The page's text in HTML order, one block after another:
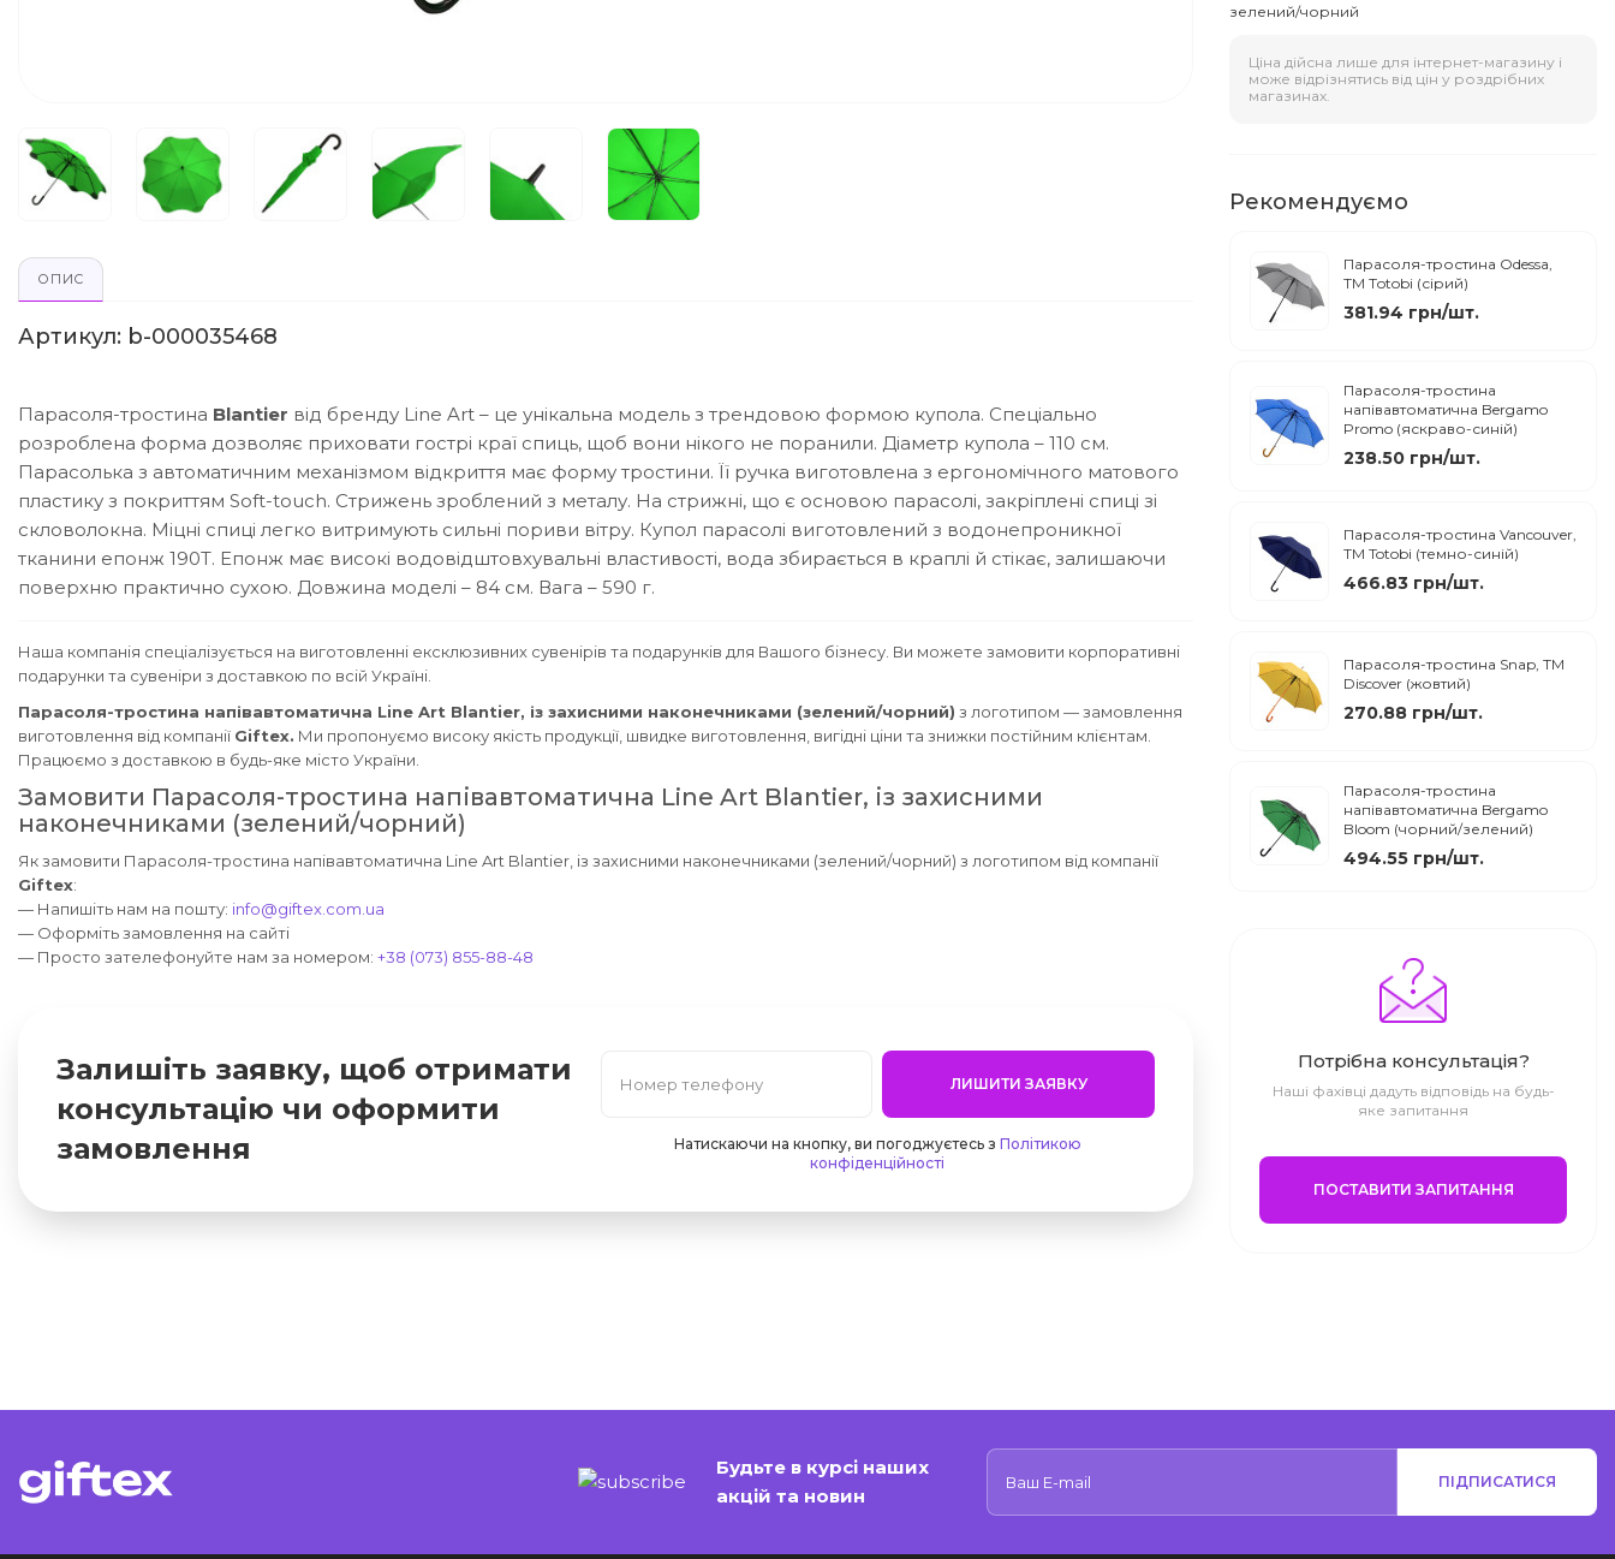
ОПИС
Артикул: b-000035468
Парасоля-тростина Blantier від бренду Line Art – це унікальна модель з трендовою формою купола. Спеціально
розроблена форма дозволяє приховати гострі краї спиць, щоб вони нікого не поранили. Діаметр купола – 110 см.
Парасолька з автоматичним механізмом відкриття має форму тростини. Її ручка виготовлена з ергономічного матового
пластику з покриттям Soft-touch. Стрижень зроблений з металу. На стрижні, що є основою парасолі, закріплені спиці зі
скловолокна. Міцні спиці легко витримують сильні пориви вітру. Купол парасолі виготовлений з водонепроникної
тканини епонж 190Т. Епонж має високі водовідштовхувальні властивості, вода збирається в краплі й стікає, залишаючи
поверхню практично сухою. Довжина моделі – 84 см. Вага – 590 г.
Наша компанія спеціалізується на виготовленні ексклюзивних сувенірів та подарунків для Вашого бізнесу. Ви можете замовити корпоративні
подарунки та сувеніри з доставкою по всій Україні.
Парасоля-тростина напівавтоматична Line Art Blantier, із захисними наконечниками (зелений/чорний) з логотипом — замовлення
виготовлення від компанії Giftex. Ми пропонуємо високу якість продукції, швидке виготовлення, вигідні ціни та знижки постійним клієнтам.
Працюємо з доставкою в будь-яке місто України.
Замовити Парасоля-тростина напівавтоматична Line Art Blantier, із захисними
наконечниками (зелений/чорний)
Як замовити Парасоля-тростина напівавтоматична Line Art Blantier, із захисними наконечниками (зелений/чорний) з логотипом від компанії
Giftex:
— Напишіть нам на пошту: info@giftex.com.ua
— Оформіть замовлення на сайті
— Просто зателефонуйте нам за номером: +38 (073) 855-88-48
Залишіть заявку, щоб отримати
консультацію чи оформити
замовлення
ЛИШИТИ ЗАЯВКУ
Натискаючи на кнопку, ви погоджуєтесь з Політикою
конфіденційності
зелений/чорний
Ціна дійсна лише для інтернет-магазину і
може відрізнятись від цін у роздрібних
магазинах.
Рекомендуємо
Парасоля-тростина Odessa,
ТМ Тotobi (сірий)
381.94 грн/шт.
Парасоля-тростина
напівавтоматична Bergamo
Promo (яскраво-синій)
238.50 грн/шт.
Парасоля-тростина Vancouver,
ТМ Totobi (темно-синій)
466.83 грн/шт.
Парасоля-тростина Snap, ТМ
Discover (жовтий)
270.88 грн/шт.
Парасоля-тростина
напівавтоматична Bergamo
Bloom (чорний/зелений)
494.55 грн/шт.
Потрібна консультація?
Наші фахівці дадуть відповідь на будь-
яке запитання
ПОСТАВИТИ ЗАПИТАННЯ
Будьте в курсі наших
акцій та новин
ПІДПИСАТИСЯ